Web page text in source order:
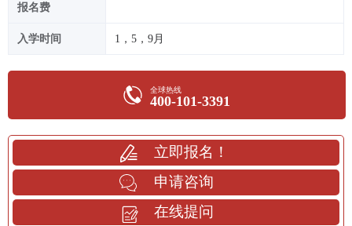
报名费
入学时间 1，5，9月
全球热线
400-101-3391
立即报名！
申请咨询
在线提问